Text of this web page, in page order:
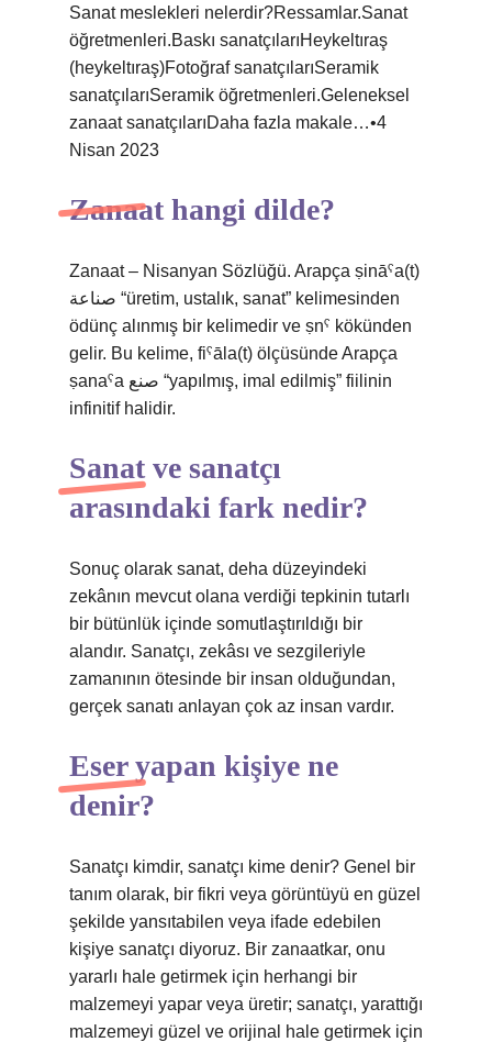
Sanat meslekleri nelerdir?Ressamlar.Sanat
öğretmenleri.Baskı sanatçılarıHeykeltıraş
(heykeltıraş)Fotoğraf sanatçılarıSeramik
sanatçılarıSeramik öğretmenleri.Geleneksel
zanaat sanatçılarıDaha fazla makale…•4
Nisan 2023
Zanaat hangi dilde?
Zanaat – Nisanyan Sözlüğü. Arapça ṣināˁa(t)
صناعة “üretim, ustalık, sanat” kelimesinden
ödünç alınmış bir kelimedir ve ṣnˁ kökünden
gelir. Bu kelime, fiˁāla(t) ölçüsünde Arapça
ṣanaˁa صنع “yapılmış, imal edilmiş” fiilinin
infinitif halidir.
Sanat ve sanatçı
arasındaki fark nedir?
Sonuç olarak sanat, deha düzeyindeki
zekânın mevcut olana verdiği tepkinin tutarlı
bir bütünlük içinde somutlaştırıldığı bir
alandır. Sanatçı, zekâsı ve sezgileriyle
zamanının ötesinde bir insan olduğundan,
gerçek sanatı anlayan çok az insan vardır.
Eser yapan kişiye ne
denir?
Sanatçı kimdir, sanatçı kime denir? Genel bir
tanım olarak, bir fikri veya görüntüyü en güzel
şekilde yansıtabilen veya ifade edebilen
kişiye sanatçı diyoruz. Bir zanaatkar, onu
yararlı hale getirmek için herhangi bir
malzemeyi yapar veya üretir; sanatçı, yarattığı
malzemeyi güzel ve orijinal hale getirmek için